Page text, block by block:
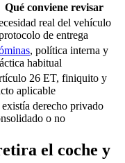
Qué conviene revisar
real del vehículo
de entrega
, política interna y
habitual
26 ET, finiquito y
aplicable
existía derecho privado
o no
el coche y